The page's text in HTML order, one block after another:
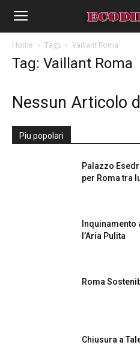
Home Tags Vaillant Roma
Tag: Vaillant Roma
Nessun Articolo
Piu popolari
Palazzo
per Roma tra
Inquinamento
l’Aria Pulita
Roma
Chiusura a